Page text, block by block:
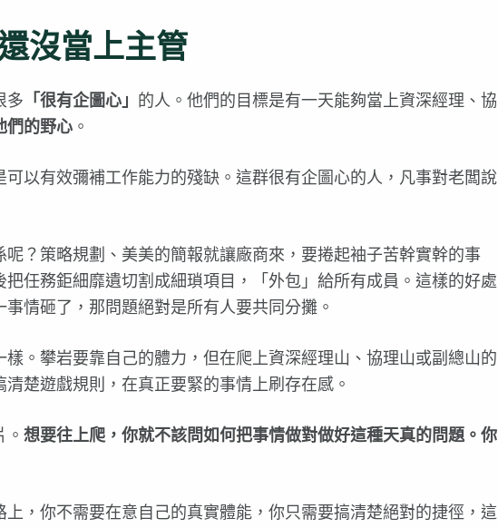
沒當上主管
多 「很有企圖心」 的人。他們的目標是有一天能夠當上資深經理、協
們的野心 。
以有效彌補工作能力的殘缺。這群很有企圖心的人，凡事對老闆說
？策略規劃、美美的簡報就讓廠商來，要捲起袖子苦幹實幹的事
任務鉅細靡遺切割成細瑣項目，「外包」給所有成員。這樣的好處
情砸了，那問題絕對是所有人要共同分攤。
。攀岩要靠自己的體力，但在爬上資深經理山、協理山或副總山的
楚遊戲規則，在真正要緊的事情上刷存在感。
。想要往上爬，你就不該問如何把事情做對做好這種天真的問題。你
，你不需要在意自己的真實體能，你只需要搞清楚絕對的捷徑，這